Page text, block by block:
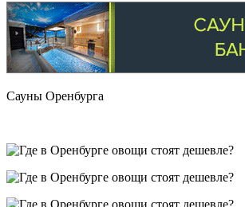
Сауны Оренбурга